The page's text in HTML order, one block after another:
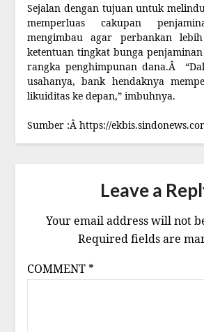
Sejalan dengan tujuan untuk
memperluas cakupan
mengimbau agar perbankan
ketentuan tingkat bunga
rangka penghimpunan dana.Â
usahanya, bank hendaknya
likuiditas ke depan,” imbuhnya.
Sumber :Â https://
Leave a
Your email address will not
Required fields are
COMMENT *